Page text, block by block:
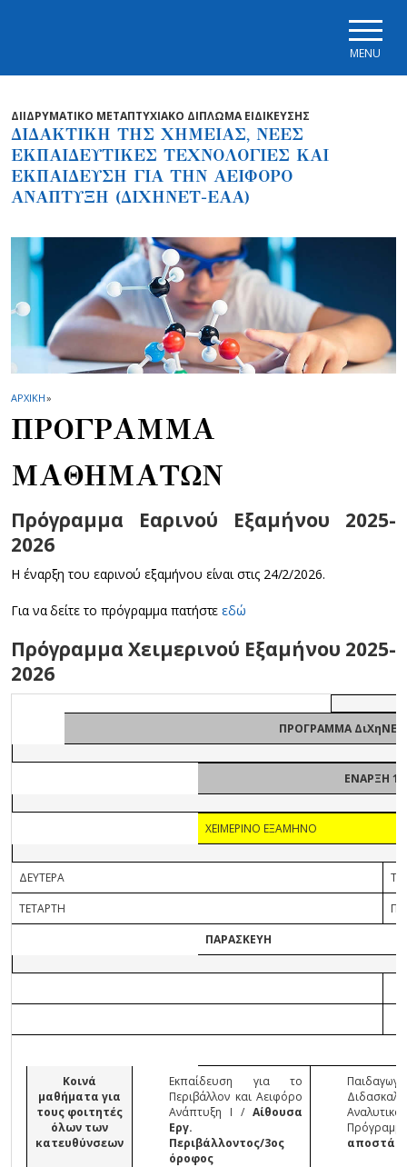
MENU
ΔΙΙΔΡΥΜΑΤΙΚΟ ΜΕΤΑΠΤΥΧΙΑΚΟ ΔΙΠΛΩΜΑ ΕΙΔΙΚΕΥΣΗΣ
ΔΙΔΑΚΤΙΚΗ ΤΗΣ ΧΗΜΕΙΑΣ, ΝΕΕΣ
ΕΚΠΑΙΔΕΥΤΙΚΕΣ ΤΕΧΝΟΛΟΓΙΕΣ ΚΑΙ
ΕΚΠΑΙΔΕΥΣΗ ΓΙΑ ΤΗΝ ΑΕΙΦΟΡΟ
ΑΝΑΠΤΥΞΗ (ΔΙΧΗΝΕΤ-ΕΑΑ)
ΑΡΧΙΚΗ»
ΠΡΟΓΡΑΜΜΑ
ΜΑΘΗΜΑΤΩΝ
Πρόγραμμα Εαρινού Εξαμήνου 2025-
2026
Η έναρξη του εαρινού εξαμήνου είναι στις 24/2/2026.
Για να δείτε το πρόγραμμα πατήστεεδώ
Πρόγραμμα Χειμερινού Εξαμήνου 2025-
2026
ΠΡΟΓΡΑΜΜΑ ΔιΧηΝΕΤ-
ΕΝΑΡΞΗ
ΧΕΙΜΕΡΙΝΟ ΕΞΑΜΗΝΟ
ΔΕΥΤΕΡΑ
ΤΕΤΑΡΤΗ
ΠΑΡΑΣΚΕΥΗ
Κοινά
μαθήματα για
τους φοιτητές
όλων των
κατευθύνσεων
Εκπαίδευση για το
Περιβάλλον και Αειφόρο
Ανάπτυξη Ι /Αίθουσα
Εργ.
Περιβάλλοντος/3ος
όροφος
Αναλυτικό